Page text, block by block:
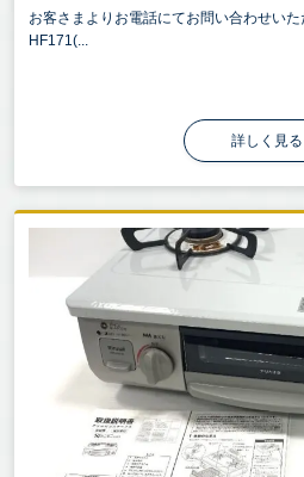
お客さまよりお電話にてお問い合わせい
HF171(...
詳しく見る